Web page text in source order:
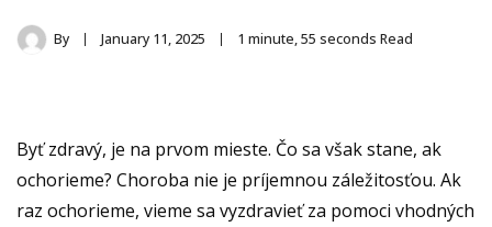
By January 11, 2025 1 minute, 55 seconds Read
Byť zdravý, je na prvom mieste. Čo sa však stane, ak
ochorieme? Choroba nie je príjemnou záležitosťou. Ak
raz ochorieme, vieme sa vyzdravieť za pomoci vhodných